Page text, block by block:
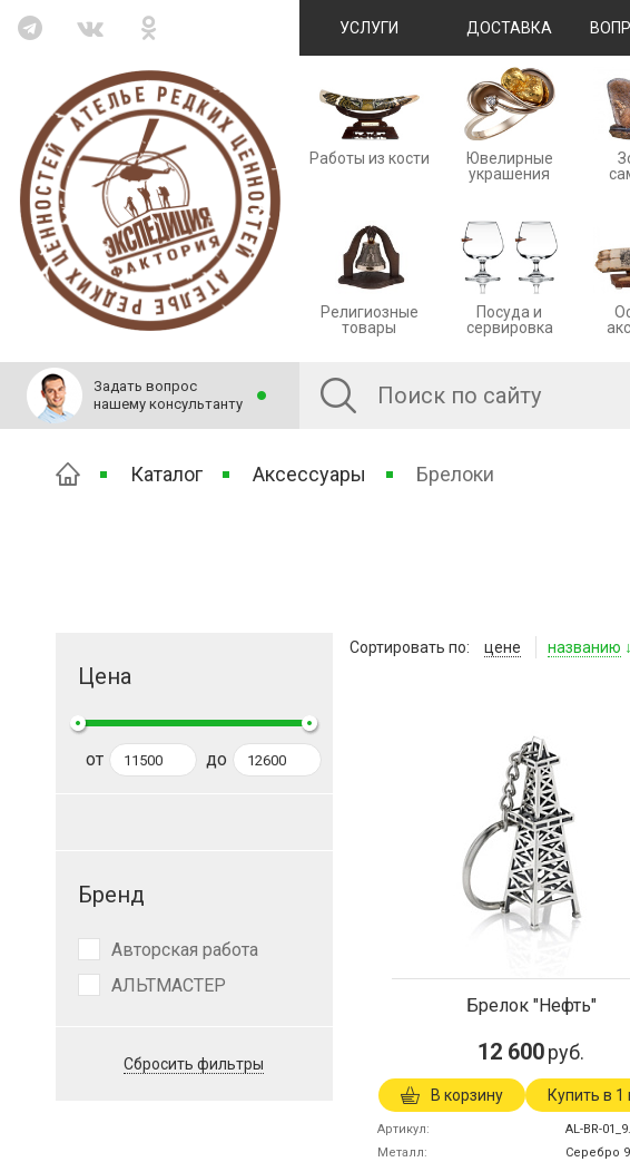
УСЛУГИ ДОСТАВКА
Работы из кости
Ювелирные
украшения
Религиозные
товары
Посуда и
сервировка
Задать вопрос
нашему консультанту
Каталог Аксессуары Брелоки
Цена
от до
Бренд
Авторская работа
АЛЬТМАСТЕР
Сбросить фильтры
Сортировать по цене названию
Брелок "Нефть"
12 600руб.
В корзину Купить в 1
Артикул
AL-BR-
Металл
Серебро